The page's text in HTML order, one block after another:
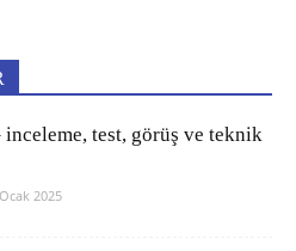
test, görüş ve teknik
2025